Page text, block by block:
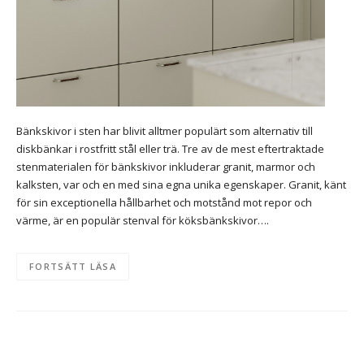
Bänkskivor i sten har blivit alltmer populärt som alternativ till
diskbänkar i rostfritt stål eller trä. Tre av de mest eftertraktade
stenmaterialen för bänkskivor inkluderar granit, marmor och
kalksten, var och en med sina egna unika egenskaper. Granit, känt
för sin exceptionella hållbarhet och motstånd mot repor och
värme, är en populär stenval för köksbänkskivor….
FORTSÄTT LÄSA